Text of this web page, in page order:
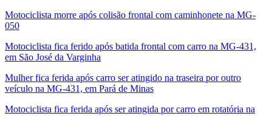
Motociclista morre após colisão frontal com caminhonete na MG-
050
Motociclista fica ferido após batida frontal com carro na MG-431,
em São José da Varginha
Mulher fica ferida após carro ser atingido na traseira por outro
veículo na MG-431, em Pará de Minas
Motociclista fica ferida após ser atingida por carro em rotatória na